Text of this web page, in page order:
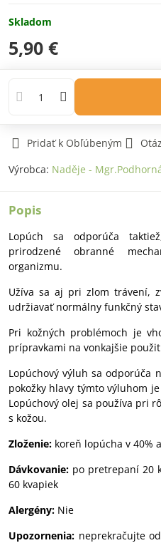
Skladom
5,90 €
Pridať k Obľúbeným
Výrobca: Naděje -
Popis
Lopúch sa odporúča
prirodzené obranné
organizmu.
Užíva sa aj pri zlom trávení,
udržiavať normálny funkčný
Pri kožných problémoch je
prípravkami na vonkajšie
Lopúchový výluh sa odporúča
pokožky hlavy týmto výluhom
Lopúchový olej sa používa pri
s kožou.
Zloženie: koreň lopúcha v 40%
Dávkovanie: po pretrepaní 20
60 kvapiek
Alergény: Nie
Upozornenia: neprekračujte